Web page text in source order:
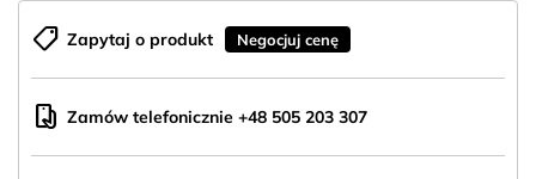
shoppingmode Zapytaj o produkt Negocjuj cenę
mobile_hand Zamów telefonicznie +48 505 203 307